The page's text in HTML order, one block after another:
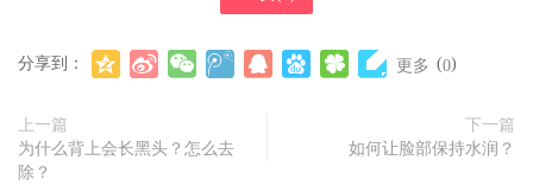
分享到： 更多 (0)
上一篇
为什么背上会长黑头？怎么去
除？
下一篇
如何让脸部保持水润？